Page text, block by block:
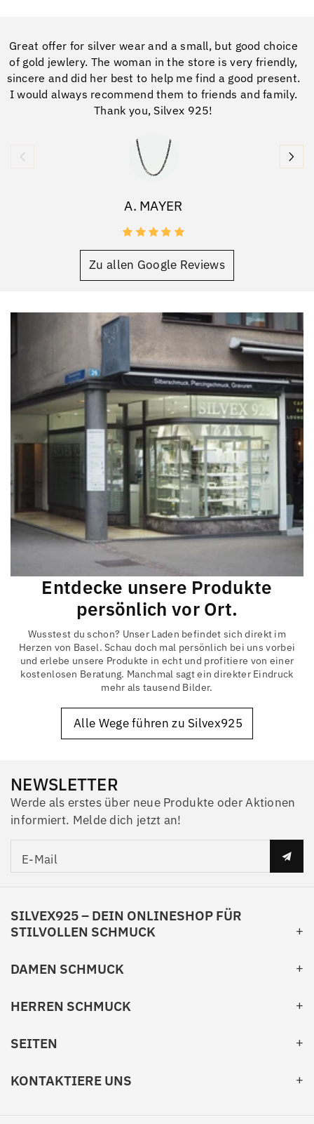
Great offer for silver wear and a small, but good choice
of gold jewlery. The woman in the store is very friendly,
sincere and did her best to help me find a good present.
I would always recommend them to friends and family.
Thank you, Silvex 925!
A. MAYER
Zu allen Google Reviews
Entdecke unsere Produkte
persönlich vor Ort.
Wusstest du schon? Unser Laden befindet sich direkt im
Herzen von Basel. Schau doch mal persönlich bei uns vorbei
und erlebe unsere Produkte in echt und profitiere von einer
kostenlosen Beratung. Manchmal sagt ein direkter Eindruck
mehr als tausend Bilder.
Alle Wege führen zu Silvex925
NEWSLETTER
Werde als erstes über neue Produkte oder Aktionen
informiert. Melde dich jetzt an!
E-Mail
SILVEX925 – DEIN ONLINESHOP FÜR
STILVOLLEN SCHMUCK
DAMEN SCHMUCK
HERREN SCHMUCK
SEITEN
KONTAKTIERE UNS